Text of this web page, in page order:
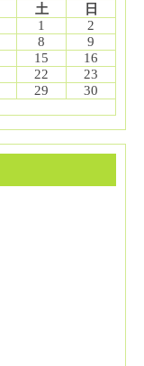
土
日
1
2
8
9
15
16
22
23
29
30